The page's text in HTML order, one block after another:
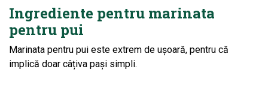
Ingrediente pentru marinata
pentru pui
Marinata pentru pui este extrem de ușoară, pentru că
implică doar câțiva pași simpli.